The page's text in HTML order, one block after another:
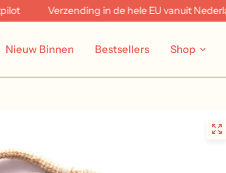
Verzending in de hele EU vanuit Nederland
Nieuw Binnen Bestsellers Shop